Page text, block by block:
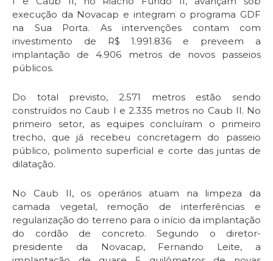
execução da Novacap e integram o programa GDF
na Sua Porta. As intervenções contam com
investimento de R$ 1.991.836 e preveem a
implantação de 4.906 metros de novos passeios
públicos.
Do total previsto, 2.571 metros estão sendo
construídos no Caub I e 2.335 metros no Caub II. No
primeiro setor, as equipes concluíram o primeiro
trecho, que já recebeu concretagem do passeio
público, polimento superficial e corte das juntas de
dilatação.
No Caub II, os operários atuam na limpeza da
camada vegetal, remoção de interferências e
regularização do terreno para o início da implantação
do cordão de concreto. Segundo o diretor-
presidente da Novacap, Fernando Leite, a